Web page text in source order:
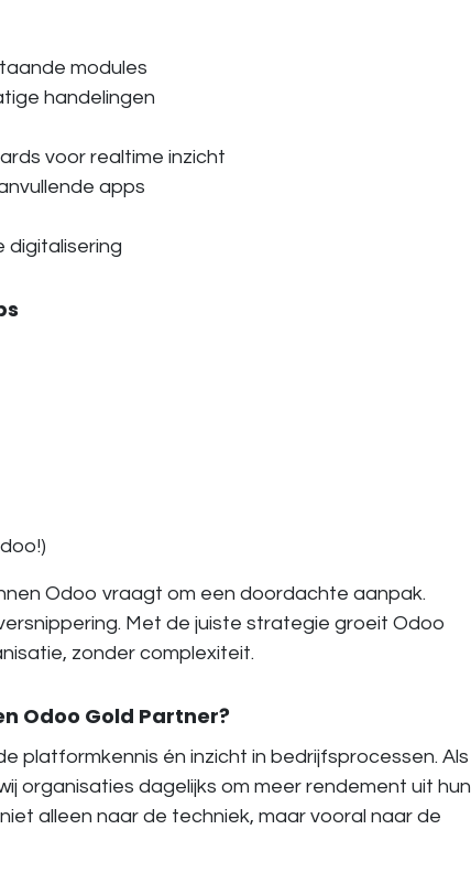
modules
handelingen
voor realtime inzicht
apps
digitalisering
Odoo vraagt om een doordachte aanpak.
Met de juiste strategie groeit Odoo
zonder complexiteit.
Odoo Gold Partner?
platformkennis én inzicht in bedrijfsprocessen. Als
organisaties dagelijks om meer rendement uit hun
alleen naar de techniek, maar vooral naar de